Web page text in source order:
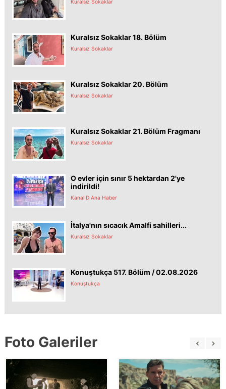
Kuralsız Sokaklar
Kuralsız Sokaklar 18. Bölüm
Kuralsız Sokaklar
Kuralsız Sokaklar 20. Bölüm
Kuralsız Sokaklar
Kuralsız Sokaklar 21. Bölüm Fragmanı
Kuralsız Sokaklar
O evler için sınır 5 hektardan 2'ye
indirildi!
Kanal D Ana Haber
İtalya'nın sıcacık Amalfi sahilleri...
Kuralsız Sokaklar
Konuştukça 517. Bölüm / 02.08.2026
Konuştukça
Foto Galeriler